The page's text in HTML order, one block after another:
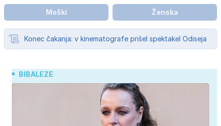
Moški Ženska
Konec čakanja: v kinematografe prišel spektakel Odiseja
BIBALEZE